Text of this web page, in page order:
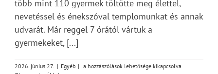
több mint 110 gyermek töltötte meg élettel,
nevetéssel és énekszóval templomunkat és annak
udvarát. Már reggel 7 órától vártuk a
gyermekeket, [...]
2026. június 27. | Egyéb | Beszámoló
a hozzászólások lehetősége kikapcsolva